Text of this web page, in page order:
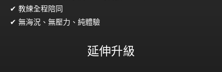
✔ 教練全程陪同
✔ 無海況、無壓力、純體驗
延伸升級